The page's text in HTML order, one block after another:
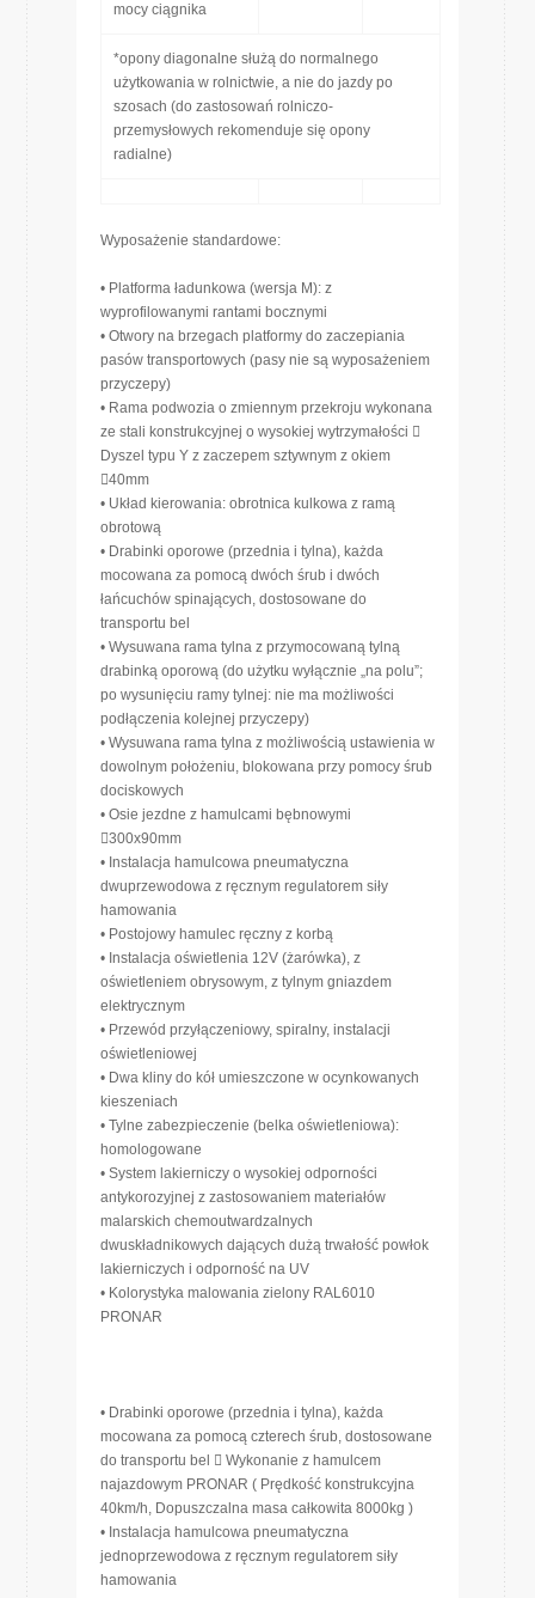
mocy ciągnika
*opony diagonalne służą do normalnego
użytkowania w rolnictwie, a nie do jazdy po
szosach (do zastosowań rolniczo-
przemysłowych rekomenduje się opony
radialne)
Wyposażenie standardowe:
• Platforma ładunkowa (wersja M): z
wyprofilowanymi rantami bocznymi
• Otwory na brzegach platformy do zaczepiania
pasów transportowych (pasy nie są wyposażeniem
przyczepy)
• Rama podwozia o zmiennym przekroju wykonana
ze stali konstrukcyjnej o wysokiej wytrzymałości 
Dyszel typu Y z zaczepem sztywnym z okiem
40mm
• Układ kierowania: obrotnica kulkowa z ramą
obrotową
• Drabinki oporowe (przednia i tylna), każda
mocowana za pomocą dwóch śrub i dwóch
łańcuchów spinających, dostosowane do
transportu bel
• Wysuwana rama tylna z przymocowaną tylną
drabinką oporową (do użytku wyłącznie „na polu”;
po wysunięciu ramy tylnej: nie ma możliwości
podłączenia kolejnej przyczepy)
• Wysuwana rama tylna z możliwością ustawienia w
dowolnym położeniu, blokowana przy pomocy śrub
dociskowych
• Osie jezdne z hamulcami bębnowymi
300x90mm
• Instalacja hamulcowa pneumatyczna
dwuprzewodowa z ręcznym regulatorem siły
hamowania
• Postojowy hamulec ręczny z korbą
• Instalacja oświetlenia 12V (żarówka), z
oświetleniem obrysowym, z tylnym gniazdem
elektrycznym
• Przewód przyłączeniowy, spiralny, instalacji
oświetleniowej
• Dwa kliny do kół umieszczone w ocynkowanych
kieszeniach
• Tylne zabezpieczenie (belka oświetleniowa):
homologowane
• System lakierniczy o wysokiej odporności
antykorozyjnej z zastosowaniem materiałów
malarskich chemoutwardzalnych
dwuskładnikowych dających dużą trwałość powłok
lakierniczych i odporność na UV
• Kolorystyka malowania zielony RAL6010
PRONAR
• Drabinki oporowe (przednia i tylna), każda
mocowana za pomocą czterech śrub, dostosowane
do transportu bel  Wykonanie z hamulcem
najazdowym PRONAR ( Prędkość konstrukcyjna
40km/h, Dopuszczalna masa całkowita 8000kg )
• Instalacja hamulcowa pneumatyczna
jednoprzewodowa z ręcznym regulatorem siły
hamowania